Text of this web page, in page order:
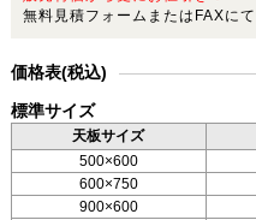
無料見積フォームまたはFAXにて
価格表(税込)
標準サイズ
天板サイズ
500×600
600×750
900×600